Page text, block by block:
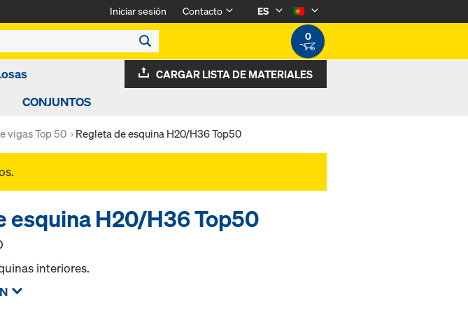
Iniciar sesión Contacto
ES
0
CONJUNTOS
CARGAR LISTA DE MATERIALES
vigas Top 50 Regleta de esquina H20/H36 Top50
esquina H20/H36 Top50
interiores.